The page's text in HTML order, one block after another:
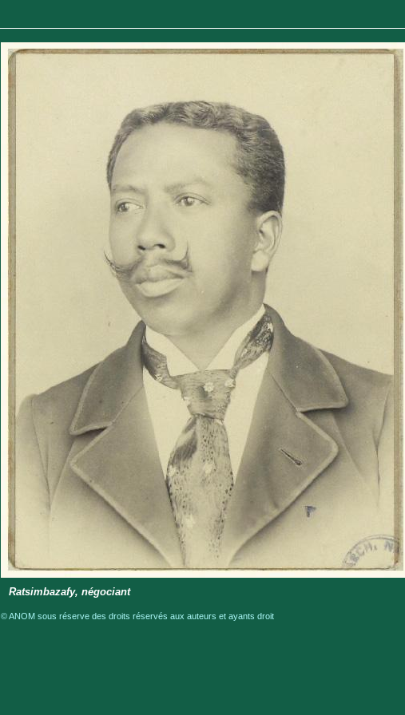
Ratsimbazafy, négociant
© ANOM sous réserve des droits réservés aux auteurs et ayants droit